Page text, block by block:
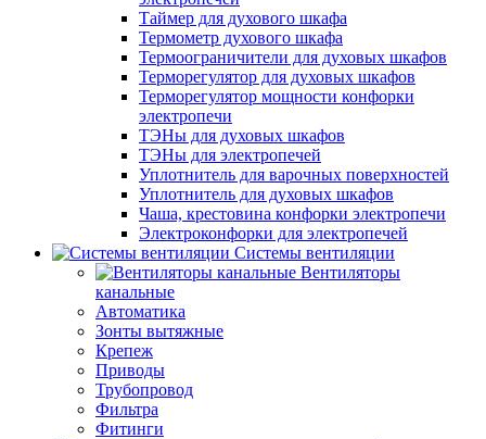
Таймер для духового шкафа
Термометр духового шкафа
Термоограничители для духовых шкафов
Терморегулятор для духовых шкафов
Терморегулятор мощности конфорки
электропечи
ТЭНы для духовых шкафов
ТЭНы для электропечей
Уплотнитель для варочных поверхностей
Уплотнитель для духовых шкафов
Чаша, крестовина конфорки электропечи
Электроконфорки для электропечей
Системы вентиляции
Вентиляторы
канальные
Автоматика
Зонты вытяжные
Крепеж
Приводы
Трубопровод
Фильтра
Фитинги